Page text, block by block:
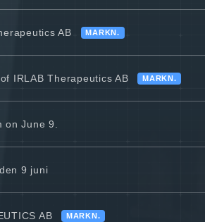
AB MARKN.
IRLAB Therapeutics AB MARKN.
June 9.
9 juni
AB MARKN.